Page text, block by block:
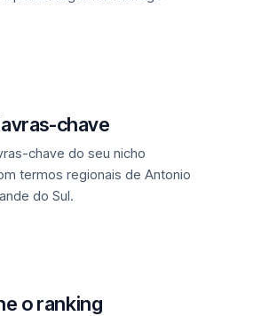
chave
chave do seu nicho
termos regionais de Antonio
do Sul.
o ranking